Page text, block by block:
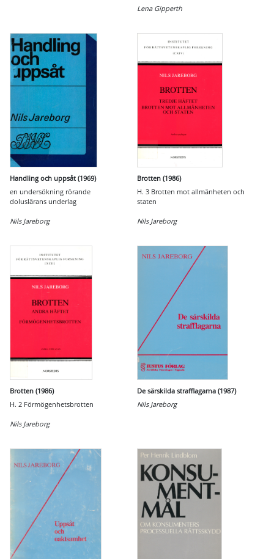
Lena Gipperth
Handling och uppsåt (1969)
en undersökning rörande
doluslärans underlag
Nils Jareborg
Brotten (1986)
H. 3 Brotten mot allmänheten och
staten
Nils Jareborg
Brotten (1986)
H. 2 Förmögenhetsbrotten
Nils Jareborg
De särskilda strafflagarna (1987)
Nils Jareborg